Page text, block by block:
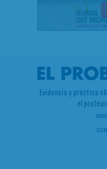
Evidencia y práctica
el